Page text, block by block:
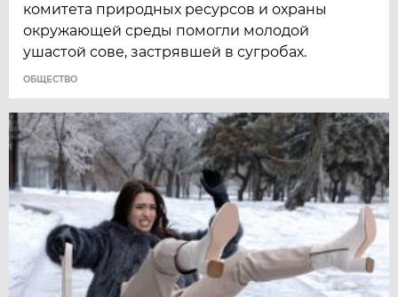
комитета природных ресурсов и охраны
окружающей среды помогли молодой
ушастой сове, застрявшей в сугробах.
ОБЩЕСТВО